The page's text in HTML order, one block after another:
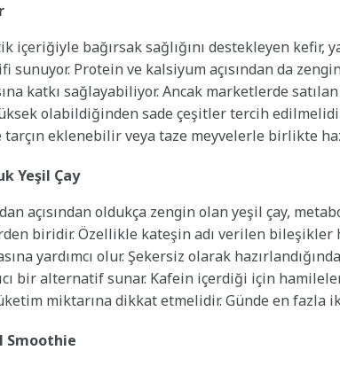
içeriğiyle bağırsak sağlığını destekleyen kefir,
sunuyor. Protein ve kalsiyum açısından da
katkı sağlayabiliyor. Ancak marketlerde
olabildiğinden sade çeşitler tercih
tarçın eklenebilir veya taze meyvelerle birlikte
Yeşil Çay
açısından oldukça zengin olan yeşil çay,
biridir. Özellikle kateşin adı verilen
yardımcı olur. Şekersiz olarak
bir alternatif sunar. Kafein içerdiği için
miktarına dikkat etmelidir. Günde en fazla
Smoothie